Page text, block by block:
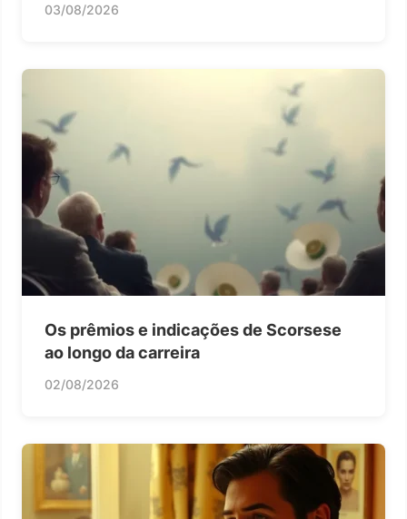
03/08/2026
Os prêmios e indicações de Scorsese
ao longo da carreira
02/08/2026